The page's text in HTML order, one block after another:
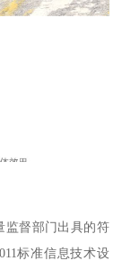
监督部门出具的符
标准信息技术设